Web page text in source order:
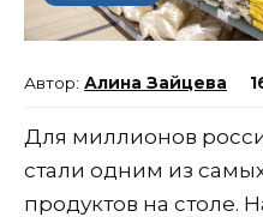
Алина Зайцева
Для миллионов
стали одним из
продуктов на столе.